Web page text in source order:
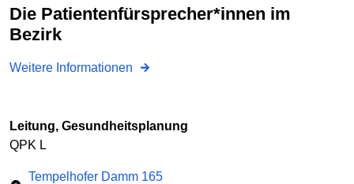
Die Patientenfürsprecher*innen im
Bezirk
Weitere Informationen
Leitung, Gesundheitsplanung
QPK L
Tempelhofer Damm 165